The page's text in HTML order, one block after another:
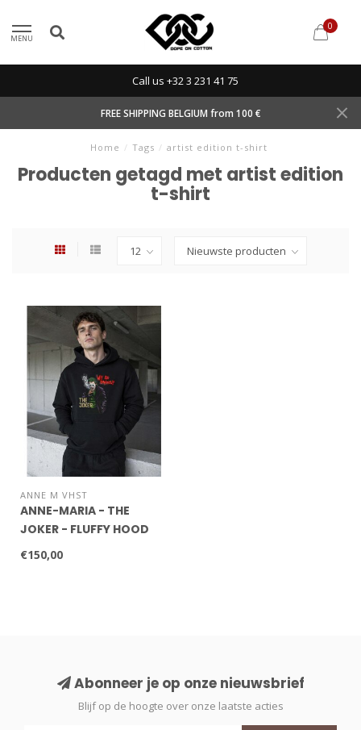
MENU
0
Call us +32 3 231 41 75
FREE SHIPPING BELGIUM from 100 €
Home / Tags / artist edition t-shirt
Producten getagd met artist edition
t-shirt
ANNE M VHST
ANNE-MARIA - THE
JOKER - FLUFFY HOOD
€150,00
Abonneer je op onze nieuwsbrief
Blijf op de hoogte over onze laatste acties